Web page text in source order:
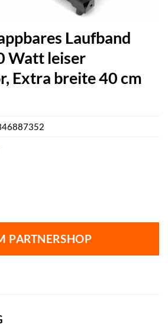
Laufband
Watt leiser
Extra breite 40 cm
PARTNERSHOP